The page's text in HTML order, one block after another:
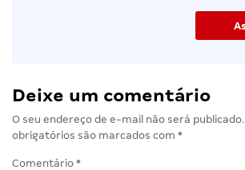
Deixe um comentário
O seu endereço de e-mail não será publicado.
obrigatórios são marcados com *
Comentário *